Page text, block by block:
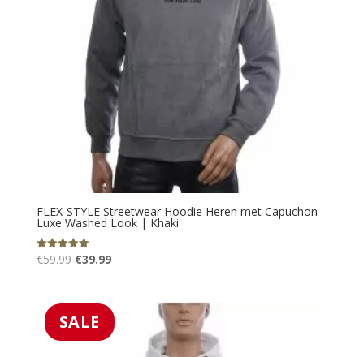
FLEX-STYLE Streetwear Hoodie Heren met Capuchon –
Luxe Washed Look | Khaki
Gewaardeerd
5.00
€59.99 Oorspronkelijke
€59.99.
€39.99Huidige
€39.99.
SALE